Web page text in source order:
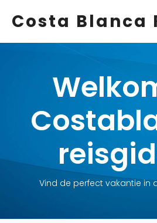
Costa Blanca
Vind de perfect vakantie in